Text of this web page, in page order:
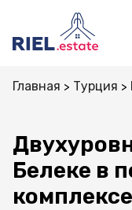
Главная Турция
Белеке в
комплексе